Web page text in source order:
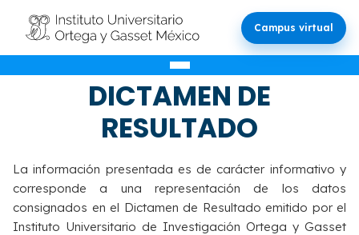
Campus virtual
VALIDACIÓN DEL
DICTAMEN DE
RESULTADO
La información presentada es de carácter informativo y
corresponde a una representación de los datos
consignados en el Dictamen de Resultado emitido por el
Instituto Universitario de Investigación Ortega y Gasset